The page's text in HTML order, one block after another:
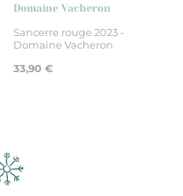
Domaine Vacheron
Sancerre rouge 2023 -
Domaine Vacheron
33,90 €